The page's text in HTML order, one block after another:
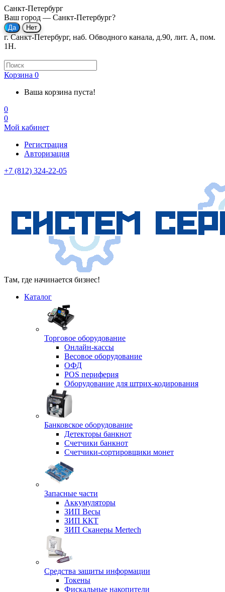
Санкт-Петербург
Ваш город — Санкт-Петербург?
г. Санкт-Петербург, наб. Обводного канала, д.90, лит. А, пом.
1Н.
Корзина 0
Ваша корзина пуста!
0
0
Мой кабинет
Регистрация
Авторизация
+7 (812) 324-22-05
Там, где начинается бизнес!
Каталог
Торговое оборудование
Онлайн-кассы
Весовое оборудование
ОФД
POS периферия
Оборудование для штрих-кодирования
Банковское оборудование
Детекторы банкнот
Счетчики банкнот
Счетчики-сортировщики монет
Запасные части
Аккумуляторы
ЗИП Весы
ЗИП ККТ
ЗИП Сканеры Mertech
Средства защиты информации
Токены
Фискальные накопители